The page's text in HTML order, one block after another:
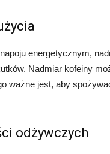
energetycznym,
Nadmiar kofeiny
ważne jest, aby
odżywczych